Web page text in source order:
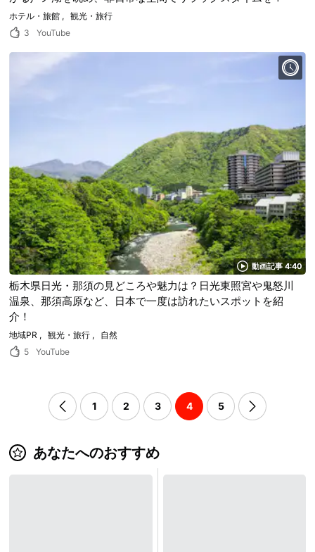
ホテル・旅館
観光・旅行
3
YouTube
動画記事 4:40
栃木県日光・那須の見どころや魅力は？日光東照宮や鬼怒川
温泉、那須高原など、日本で一度は訪れたいスポットを紹
介！
地域PR 観光・旅行
自然
5
YouTube
1 2 3 4 5
あなたへのおすすめ